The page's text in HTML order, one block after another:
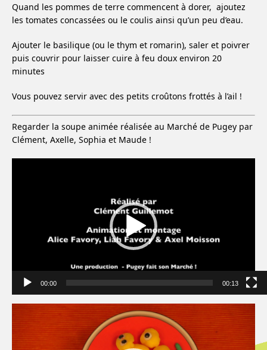
Quand les pommes de terre commencent à dorer, ajoutez
les tomates concassées ou le coulis ainsi qu’un peu d’eau.
Ajouter le basilique (ou le thym et romarin), saler et poivrer
puis couvrir pour laisser cuire à feu doux environ 20
minutes
Vous pouvez servir avec des petits croûtons frottés à l’ail !
Regarder la soupe animée réalisée au Marché de Pugey par
Clément, Axelle, Sophia et Maude !
Lecteur
00:00 00:13
Lecteur